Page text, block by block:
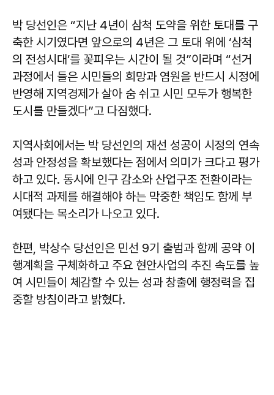
박 당선인은 “지난 4년이 삼척 도약을 위한 토대를 구
축한 시기였다면 앞으로의 4년은 그 토대 위에 ‘삼척
의 전성시대’를 꽃피우는 시간이 될 것”이라며 “선거
과정에서 들은 시민들의 희망과 염원을 반드시 시정에
반영해 지역경제가 살아 숨 쉬고 시민 모두가 행복한
도시를 만들겠다”고 다짐했다.
지역사회에서는 박 당선인의 재선 성공이 시정의 연속
성과 안정성을 확보했다는 점에서 의미가 크다고 평가
하고 있다. 동시에 인구 감소와 산업구조 전환이라는
시대적 과제를 해결해야 하는 막중한 책임도 함께 부
여됐다는 목소리가 나오고 있다.
한편, 박상수 당선인은 민선 9기 출범과 함께 공약 이
행계획을 구체화하고 주요 현안사업의 추진 속도를 높
여 시민들이 체감할 수 있는 성과 창출에 행정력을 집
중할 방침이라고 밝혔다.